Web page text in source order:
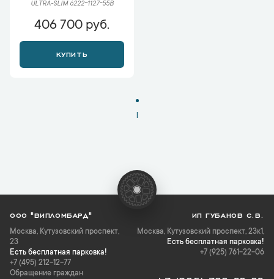
ULTRA-SLIM 6222-1127-55B
406 700 руб.
КУПИТЬ
1
ООО "ВИПЛОМБАРД"
Москва, Кутузовский проспект,
23
Есть бесплатная парковка!
+7 (495) 212-12-77
Обращение граждан
ИП ГУБАНОВ С.В.
Москва, Кутузовский проспект, 23к1,
Есть бесплатная парковка!
+7 (925) 761-22-06